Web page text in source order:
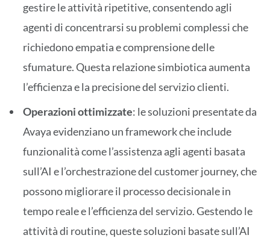
gestire le attività ripetitive, consentendo agli
agenti di concentrarsi su problemi complessi che
richiedono empatia e comprensione delle
sfumature. Questa relazione simbiotica aumenta
l’efficienza e la precisione del servizio clienti.
Operazioni ottimizzate: le soluzioni presentate da
Avaya evidenziano un framework che include
funzionalità come l’assistenza agli agenti basata
sull’AI e l’orchestrazione del customer journey, che
possono migliorare il processo decisionale in
tempo reale e l’efficienza del servizio. Gestendo le
attività di routine, queste soluzioni basate sull’AI